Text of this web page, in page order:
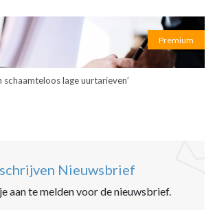
Premium
schaamteloos lage uurtarieven’
Nieuwsbrief
aan te melden voor de nieuwsbrief.